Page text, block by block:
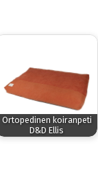
Ortopedinen koiranpeti
D&D Ellis